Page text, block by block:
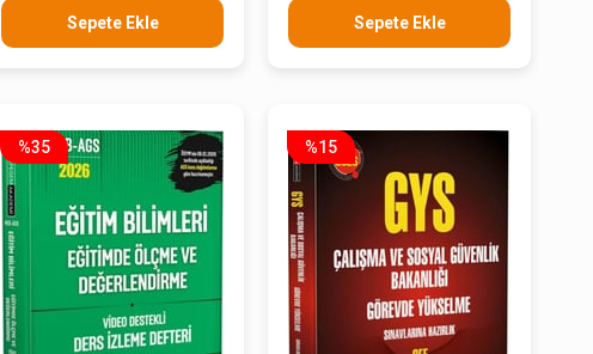
Sepete Ekle Sepete Ekle
%35 %15